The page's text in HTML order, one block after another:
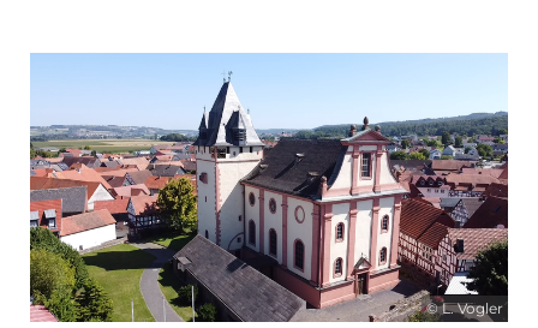
© L. Vogler